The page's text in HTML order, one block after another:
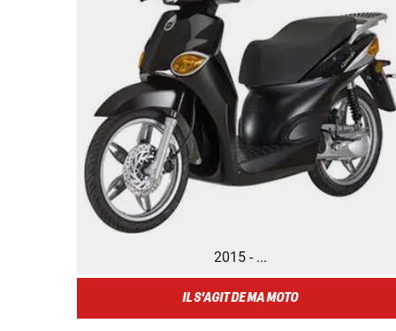
2015 - ...
IL S'AGIT DE MA MOTO